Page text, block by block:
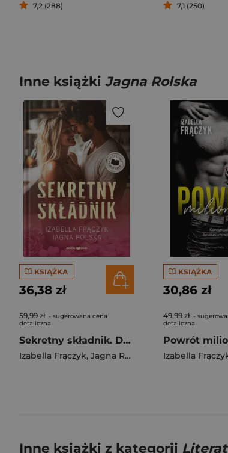
7,2 (288) 7,1 (250)
Inne książki Jagna Rolska
KSIĄŻKA
36,38 zł
59,99 zł - sugerowana cena
detaliczna
Sekretny składnik. Duże Litery
Izabella Frączyk, Jagna Rolska
KSIĄŻKA
30,86 zł
49,99 zł -
detaliczna
Powrót
Izabella
Inne książki z kategorii